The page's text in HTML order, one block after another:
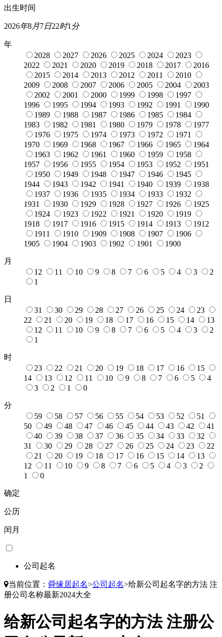
出生时间
2026年8月7日22时1 分
年
2028
2027 2026 2025 2024
2023
2022
2021 2020 2019 2018 2017
2016
2015
2014 2013 2012 2011
2010
2009
2008 2007 2006 2005 2004
2003
2002
2001 2000 1999 1998
1997
1996
1995 1994 1993 1992 1991
1990
1989
1988 1987 1986 1985
1984
1983
1982 1981 1980 1979 1978
1977
1976
1975 1974 1973 1972
1971
1970
1969 1968 1967 1966 1965
1964
1963
1962 1961 1960 1959
1958
1957
1956 1955 1954 1953 1952
1951
1950
1949 1948 1947 1946
1945
1944
1943 1942 1941 1940 1939
1938
1937
1936 1935 1934 1933
1932
1931
1930 1929 1928 1927 1926
1925
1924
1923 1922 1921 1920
1919
1918
1917 1916 1915 1914 1913
1912
1911
1910 1909 1908 1907
1906
1905
1904 1903 1902 1901 1900
月
12
11 10 9 8 7 6 5 4 3
2
1
日
31
30 29 28 27 26 25 24
23
22
21 20 19 18 17 16 15 14
13
12
11 10 9 8 7 6 5 4 3
2
1
时
23
22 21 20 19 18 17 16
15
14
13 12 11 10 9 8 7 6 5
4
3
2 1 0
分
59
58 57 56 55 54 53 52
51
50
49 48 47 46 45 44 43 42
41
40
39 38 37 36 35 34 33
32
31
30 29 28 27 26 25 24 23
22
21
20 19 18 17 16 15 14
13
12
11 10 9 8 7 6 5 4 3
2
1
0
确定
公历
闰月
公司起名
当前位置： 舜缘居起名>公司起名>给新公司起名字的方法 注
册公司名称最新2024大全
给新公司起名字的方法 注册公